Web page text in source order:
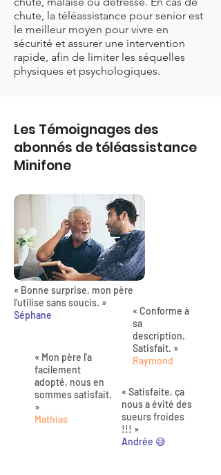
chute, la téléassistance pour senior est
le meilleur moyen pour vivre en
sécurité et assurer une intervention
rapide, afin de limiter les séquelles
physiques et psychologiques.
Les Témoignages des
abonnés de téléassistance
Minifone
« Bonne surprise, mon père
l'utilise sans soucis. »
Séphane
« Mon père l'a
facilement
adopté, nous en
sommes satisfait.
»
Mathias
« Conforme à
sa
description.
Satisfait. »
Raymond
« Satisfaite, ça
nous a évité des
sueurs froides
!!! »
Andrée 😅